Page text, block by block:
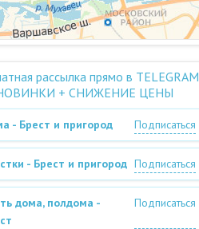
рассылка прямо в TELEGRAM
+ СНИЖЕНИЕ ЦЕНЫ
- Брест и пригород Подписаться
- Брест и пригород Подписаться
дома, полдома -
Подписаться